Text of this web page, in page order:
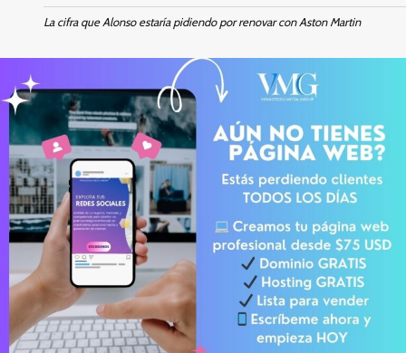
La cifra que Alonso estaría pidiendo por renovar con Aston Martin